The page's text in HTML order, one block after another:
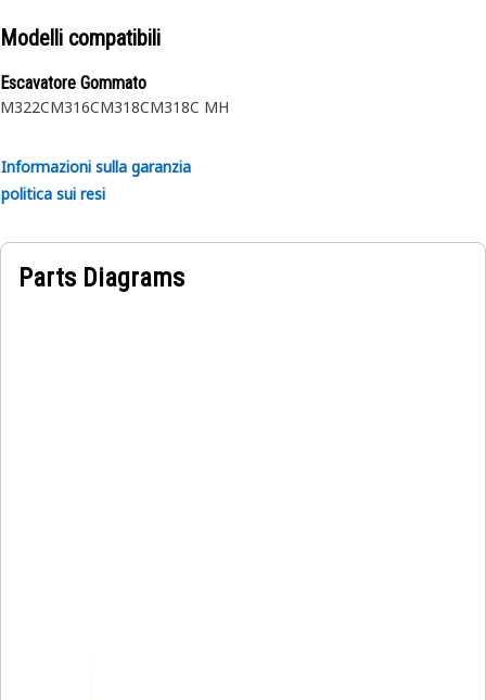
Modelli compatibili
Escavatore Gommato
M322CM316CM318CM318C MH
Informazioni sulla garanzia
politica sui resi
Parts Diagrams